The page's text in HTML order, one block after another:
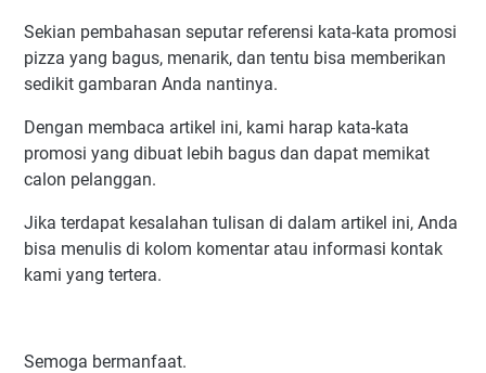
Sekian pembahasan seputar referensi kata-kata promosi
pizza yang bagus, menarik, dan tentu bisa memberikan
sedikit gambaran Anda nantinya.
Dengan membaca artikel ini, kami harap kata-kata
promosi yang dibuat lebih bagus dan dapat memikat
calon pelanggan.
Jika terdapat kesalahan tulisan di dalam artikel ini, Anda
bisa menulis di kolom komentar atau informasi kontak
kami yang tertera.
Semoga bermanfaat.